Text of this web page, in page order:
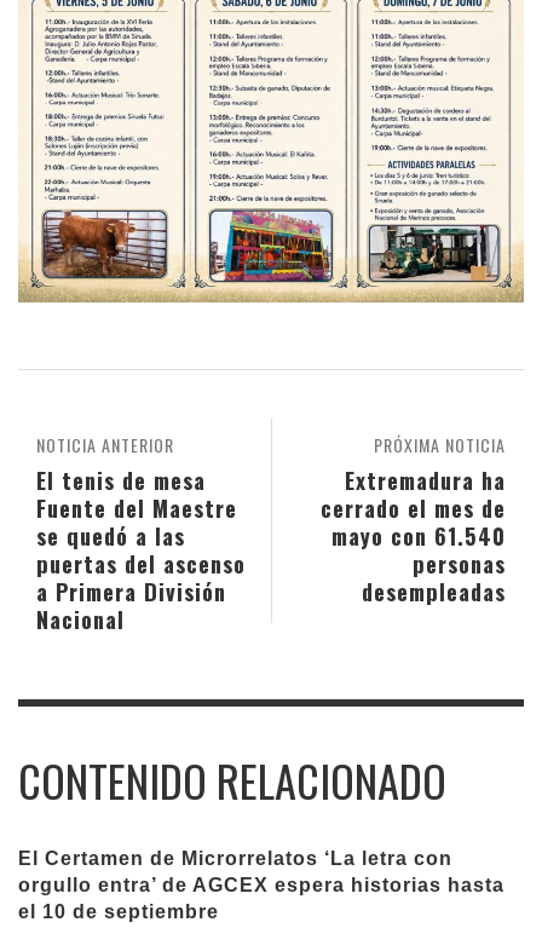
PRÓXIMA NOTICIA
Extremadura ha
cerrado el mes de
mayo con 61.540
personas
desempleadas
NOTICIA ANTERIOR
El tenis de mesa
Fuente del Maestre
se quedó a las
puertas del ascenso
a Primera División
Nacional
CONTENIDO RELACIONADO
El Certamen de Microrrelatos ‘La letra con
orgullo entra’ de AGCEX espera historias hasta
el 10 de septiembre